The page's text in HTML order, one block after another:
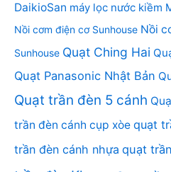
DaikioSan máy lọc nước kiềm
Nồi cơm điện cơ Sunhouse Nồi
Sunhouse Quạt Ching Hai
Quạt Panasonic Nhật Bản
Quạt trần đèn 5 cánh
trần đèn cánh cụp xòe quạt
trần đèn cánh nhựa quạt